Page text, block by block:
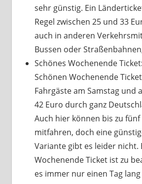
sehr günstig. Ein
Regel zwischen 25 und 33
auch in anderen
Bussen oder
Schönes Wochenende
Schönen Wochenende
Fahrgäste am Samstag und
42 Euro durch ganz
Auch hier können bis zu
mitfahren, doch eine
Variante gibt es leider nicht.
Wochenende Ticket ist zu
es immer nur einen Tag